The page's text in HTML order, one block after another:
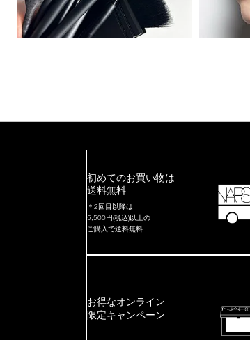
初めてのお買い物は
送料無料
＊2回目以降は
5,500円(税込)以上の
ご購入で送料無料
お得なオンライン
限定キャンペーン